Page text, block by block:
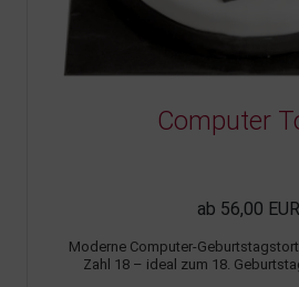
Computer
ab 56,00 EUR
Moderne Computer-
Zahl 18 – ideal zum 18.